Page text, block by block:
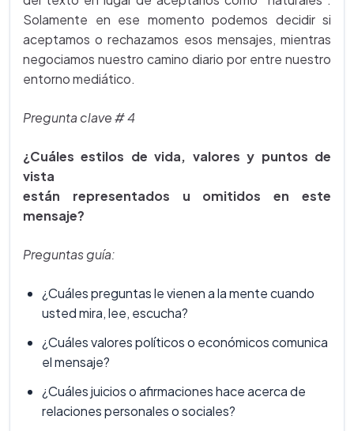
Solamente en ese momento podemos decidir si
aceptamos o rechazamos esos mensajes, mientras
negociamos nuestro camino diario por entre nuestro
entorno mediático.
Pregunta clave # 4
¿Cuáles estilos de vida, valores y puntos de
vista
están representados u omitidos en este
mensaje?
Preguntas guía:
¿Cuáles preguntas le vienen a la mente cuando
usted mira, lee, escucha?
¿Cuáles valores políticos o económicos comunica
el mensaje?
¿Cuáles juicios o afirmaciones hace acerca de
relaciones personales o sociales?